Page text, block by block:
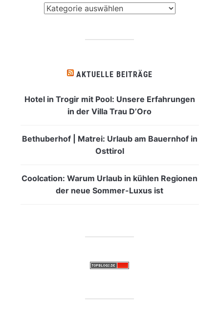
AKTUELLE BEITRÄGE
Hotel in Trogir mit Pool: Unsere Erfahrungen
in der Villa Trau D’Oro
Bethuberhof | Matrei: Urlaub am Bauernhof in
Osttirol
Coolcation: Warum Urlaub in kühlen Regionen
der neue Sommer-Luxus ist